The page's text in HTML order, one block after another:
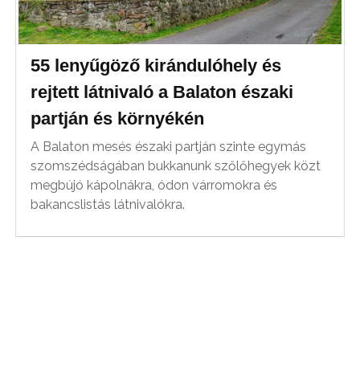
55 lenyűgöző kirándulóhely és
rejtett látnivaló a Balaton északi
partján és környékén
A Balaton mesés északi partján szinte egymás
szomszédságában bukkanunk szőlőhegyek közt
megbújó kápolnákra, ódon várromokra és
bakancslistás látnivalókra.